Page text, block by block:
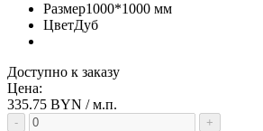
Размер1000*1000 мм
ЦветДуб
Доступно к заказу
Цена:
335.75 BYN / м.п.
- +